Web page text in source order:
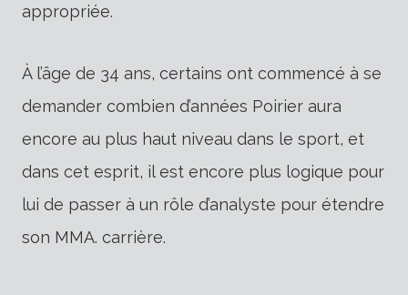
appropriée.
À l’âge de 34 ans, certains ont commencé à se
demander combien d’années Poirier aura
encore au plus haut niveau dans le sport, et
dans cet esprit, il est encore plus logique pour
lui de passer à un rôle d’analyste pour étendre
son MMA. carrière.